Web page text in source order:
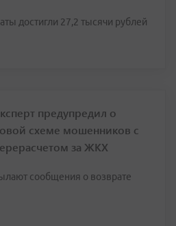
достигли 27,2 тысячи рублей
предупредил о
схеме мошенников с
за ЖКХ
сообщения о возврате